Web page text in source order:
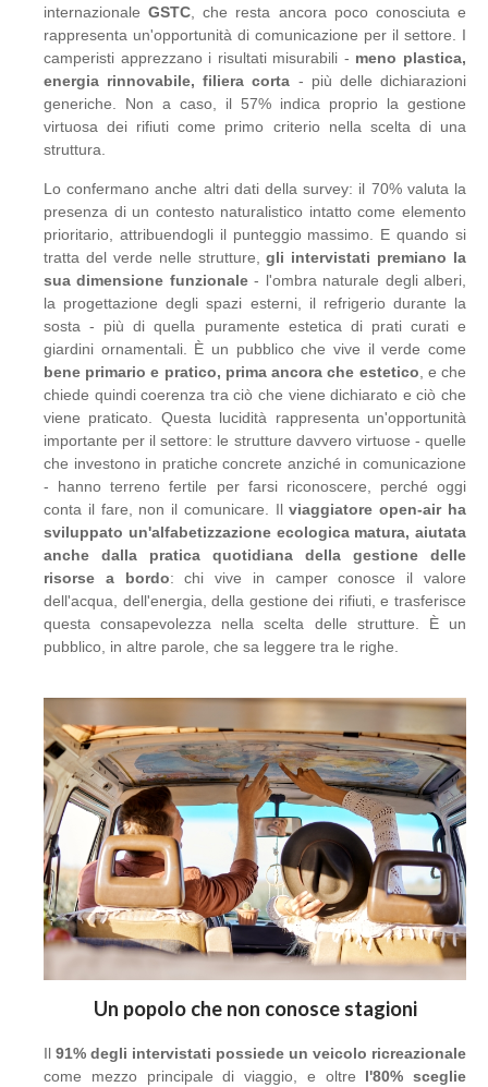
internazionaleGSTC , che resta ancora poco conosciuta e
rappresenta un'opportunità di comunicazione per il settore. I
camperisti apprezzano i risultati misurabili - meno plastica,
energia rinnovabile, filiera corta - più delle dichiarazioni
generiche. Non a caso, il 57% indica proprio la gestione
virtuosa dei rifiuti come primo criterio nella scelta di una
struttura.
Lo confermano anche altri dati della survey: il 70% valuta la
presenza di un contesto naturalistico intatto come elemento
prioritario, attribuendogli il punteggio massimo. E quando si
tratta del verde nelle strutture,gli intervistati premiano la
sua dimensione funzionale- l'ombra naturale degli alberi,
la progettazione degli spazi esterni, il refrigerio durante la
sosta - più di quella puramente estetica di prati curati e
giardini ornamentali. È un pubblico che vive il verde come
bene primario e pratico, prima ancora che estetico , e che
chiede quindi coerenza tra ciò che viene dichiarato e ciò che
viene praticato. Questa lucidità rappresenta un'opportunità
importante per il settore: le strutture davvero virtuose - quelle
che investono in pratiche concrete anziché in comunicazione
- hanno terreno fertile per farsi riconoscere, perché oggi
conta il fare, non il comunicare. Ilviaggiatore open-air ha
sviluppato un'alfabetizzazione ecologica matura, aiutata
anche dalla pratica quotidiana della gestione delle
risorse a bordo: chi vive in camper conosce il valore
dell'acqua, dell'energia, della gestione dei rifiuti, e trasferisce
questa consapevolezza nella scelta delle strutture. È un
pubblico, in altre parole, che sa leggere tra le righe.
Un popolo che non conosce stagioni
Il 91% degli intervistati possiede un veicolo ricreazionale
come mezzo principale di viaggio, e oltre l'80% sceglie